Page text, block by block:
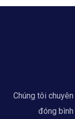
Chúng tôi
đóng